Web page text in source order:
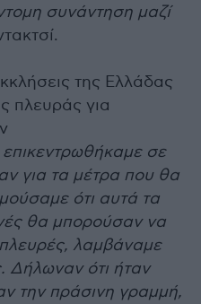
συνάντηση μαζί
της Ελλάδας
πλευράς για
επικεντρωθήκαμε σε
για τα μέτρα που θα
ότι αυτά τα
θα μπορούσαν να
λαμβάναμε
Δήλωναν ότι ήταν
την πράσινη γραμμή,